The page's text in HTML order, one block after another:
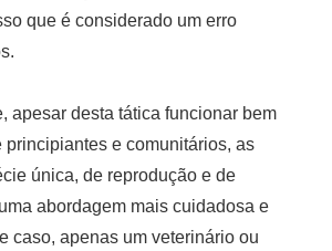
que é considerado um erro
apesar desta tática funcionar bem
principiantes e comunitários, as
única, de reprodução e de
abordagem mais cuidadosa e
caso, apenas um veterinário ou